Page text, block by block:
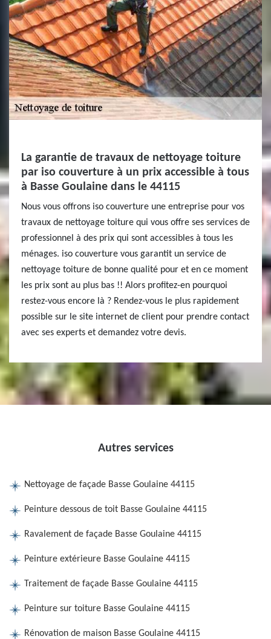
La garantie de travaux de nettoyage toiture
par iso couverture à un prix accessible à tous
à Basse Goulaine dans le 44115
Nous vous offrons iso couverture une entreprise pour vos
travaux de nettoyage toiture qui vous offre ses services de
professionnel à des prix qui sont accessibles à tous les
ménages. iso couverture vous garantit un service de
nettoyage toiture de bonne qualité pour et en ce moment
les prix sont au plus bas !! Alors profitez-en pourquoi
restez-vous encore là ? Rendez-vous le plus rapidement
possible sur le site internet de client pour prendre contact
avec ses experts et demandez votre devis.
Autres services
Nettoyage de façade Basse Goulaine 44115
Peinture dessous de toit Basse Goulaine 44115
Ravalement de façade Basse Goulaine 44115
Peinture extérieure Basse Goulaine 44115
Traitement de façade Basse Goulaine 44115
Peinture sur toiture Basse Goulaine 44115
Rénovation de maison Basse Goulaine 44115